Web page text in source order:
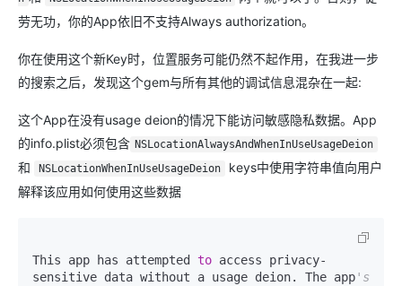
劳无功，你的App依旧不支持Always authorization。
你在使用这个新Key时，位置服务可能仍然不起作用，在我进一步
的搜索之后，发现这个gem与所有其他的调试信息混杂在一起:
这个App在没有usage deion的情况下能访问敏感隐私数据。App
的info.plist必须包含 NSLocationAlwaysAndWhenInUseUsageDeion
和 NSLocationWhenInUseUsageDeion
keys中使用字符串值向用户
解释该应用如何使用这些数据
This app has attempted to access privacy-
sensitive data without a usage deion. The app's